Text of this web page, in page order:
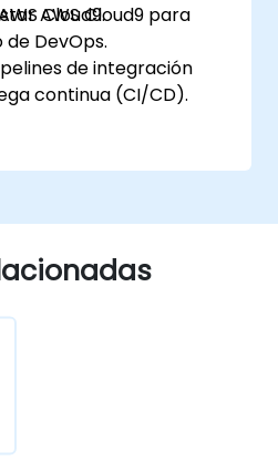
Cloud9.
AWS Cloud9 para
DevOps.
de integración
continua (CI/CD).
utilizando AWS
de trabajo de DevOps.
de control de versiones
dentro de AWS